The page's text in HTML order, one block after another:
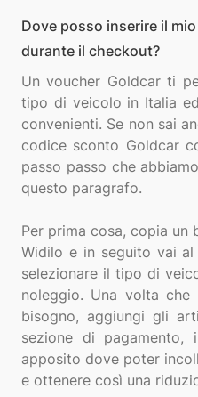
Dove posso inserire il
durante il checkout?
Un voucher Goldcar ti
tipo di veicolo in Italia
convenienti. Se non sai
codice sconto Goldcar
passo passo che
questo paragrafo.
Per prima cosa, copia un
Widilo e in seguito vai
selezionare il tipo di
noleggio. Una volta
bisogno, aggiungi gli
sezione di
apposito dove poter
e ottenere così una